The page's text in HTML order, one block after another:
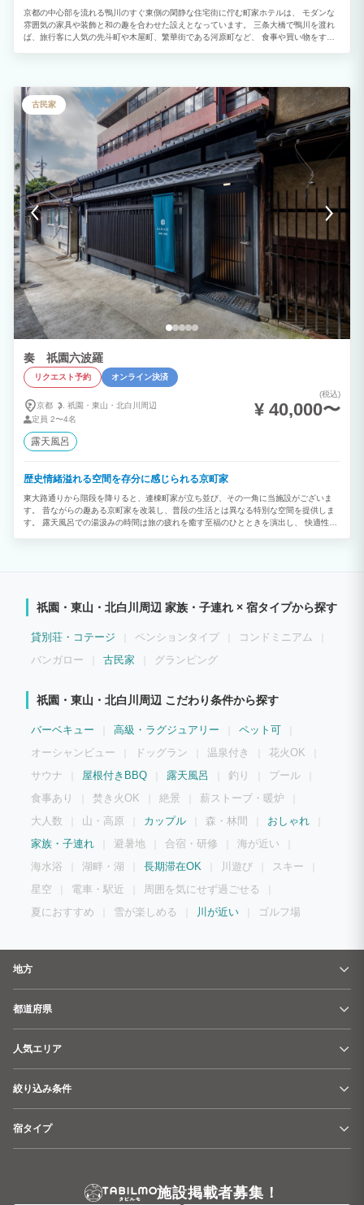
京都の中心部を流れる鴨川のすぐ東側の閑静な住宅街に佇む町家ホテルは、 モダンな
雰囲気の家具や装飾と和の趣を合わせた設えとなっています。 三条大橋で鴨川を渡れ
ば、旅行客に人気の先斗町や木屋町、繁華街である河原町など、 食事や買い物をする
て最適となっています。 普段の生活とは異なるプライベート空間で非日常を感じなが
ら滞在をお楽しみください。
古民家
奏 祇園六波羅
リクエスト予約 オンライン決済
京都 祇園・ 東山・ 北白川周辺
定員 2〜4名
(税込)
¥ 40,000〜
露天風呂
歴史情緒溢れる空間を存分に感じられる京町家
東大路通りから階段を降りると、連棟町家が立ち並び、その一角に当施設がございま
す。 昔ながらの趣ある京町家を改装し、普段の生活とは異なる特別な空間を提供しま
す。 露天風呂での湯汲みの時間は旅の疲れを癒す至福のひとときを演出し、 快適性に
空間で楽しむ古都の滞在をぜひこの機会にお楽しみください。
祇園・東山・北白川周辺 家族・子連れ × 宿タイプから探す
貸別荘・コテージ ペンションタイプ
コンドミニアム
バンガロー
古民家 グランピング
祇園・東山・北白川周辺 こだわり条件から探す
バーベキュー 高級・ラグジュアリー
ペット可
オーシャンビュー
ドッグラン 温泉付き
花火OK
サウナ
屋根付きBBQ 露天風呂 釣り
プール
食事あり
焚き火OK 絶景
薪ストーブ・暖炉
大人数
山・高原 カップル 森・林間
おしゃれ
家族・子連れ
避暑地 合宿・研修
海が近い
海水浴
湖畔・湖 長期滞在OK 川遊び
スキー
星空
電車・駅近
周囲を気にせず過ごせる
夏におすすめ
雪が楽しめる 川が近い ゴルフ場
地方
都道府県
人気エリア
絞り込み条件
宿タイプ
施設掲載者募集！